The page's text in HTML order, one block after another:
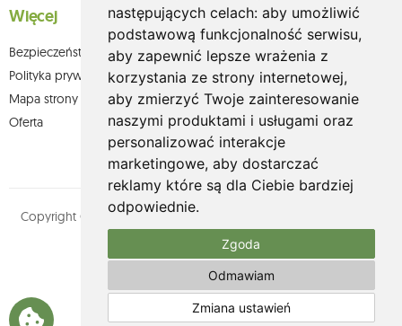
następujących celach: aby umożliwić
podstawową funkcjonalność serwisu,
aby zapewnić lepsze wrażenia z
korzystania ze strony internetowej,
aby zmierzyć Twoje zainteresowanie
naszymi produktami i usługami oraz
personalizować interakcje
marketingowe, aby dostarczać
reklamy które są dla Ciebie bardziej
odpowiednie.
Zgoda
Odmawiam
Zmiana ustawień
Więcej
Bezpieczeństwo płatności
Polityka prywatności
Mapa strony
Oferta
Copyright © olium.pl. Wszystkie prawa zastrzeżone. Designed by
MOUTON interactive
Zobacz nasz profil na: